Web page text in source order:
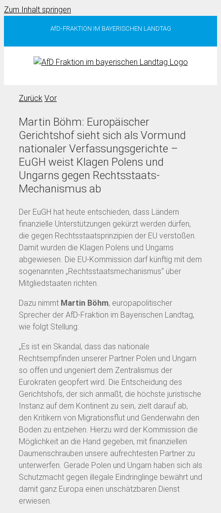
Zum Inhalt springen
AfD-FRAKTION IM BAYERISCHEN LANDTAG
Zurück Vor
Martin Böhm: Europäischer
Gerichtshof sieht sich als Vormund
nationaler Verfassungsgerichte –
EuGH weist Klagen Polens und
Ungarns gegen Rechtsstaats-
Mechanismus ab
Der EuGH hat heute entschieden, dass Ländern
finanzielle Unterstützungen gekürzt werden dürfen,
die gegen Rechtsstaatsprinzipien der EU verstoßen.
Damit wurden die Klagen Polens und Ungarns
abgewiesen. Die EU-Kommission darf künftig mit dem
sogenannten „Rechtsstaatsmechanismus“ über
Mitgliedstaaten richten.
Dazu nimmt Martin Böhm, europapolitischer
Sprecher der AfD-Fraktion im Bayerischen Landtag,
wie folgt Stellung:
„Es ist ein Skandal, dass das nationale
Rechtsempfinden unserer Partner Polen und Ungarn
so offen und ungeniert dem Zentralismus der
Eurokraten geopfert wird. Die Entscheidung des
Gerichtshofs, der sich anmaßt, die höchste juristische
Instanz auf dem Kontinent zu sein, zielt darauf ab,
den Kritikern von Migrationsflut und Genderwahn den
Boden zu entziehen. Hierzu wird der Kommission die
Möglichkeit an die Hand gegeben, mit finanziellen
Daumenschrauben unsere aufrechtesten Partner zu
unterwerfen. Gerade Polen und Ungarn haben sich als
Schutzmacht gegen illegale Eindringlinge bewährt und
damit ganz Europa einen unschätzbaren Dienst
erwiesen.